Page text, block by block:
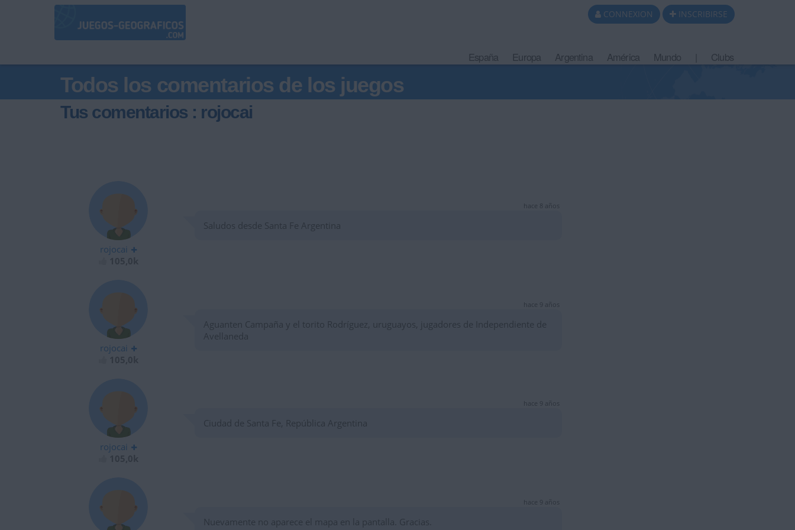
CONNEXION INSCRIBIRSE
España Europa Argentina América Mundo Clubs
Todos los comentarios de los juegos
Tus comentarios : rojocai
rojocai
hace 8 años
Saludos desde Santa Fe Argentina
rojocai
hace 9 años
Aguanten Campaña y el torito Rodríguez, uruguayos, jugadores de Independiente de
Avellaneda
rojocai
hace 9 años
Ciudad de Santa Fe, República Argentina
hace 9 años
Nuevamente no aparece el mapa en la pantalla. Gracias.